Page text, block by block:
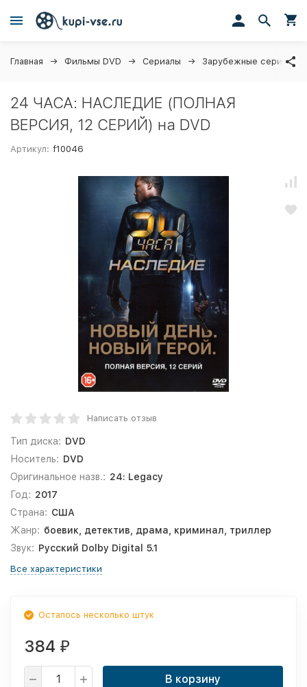
Главная Фильмы DVD Сериалы Зарубежные сериалы
24 ЧАСА: НАСЛЕДИЕ (ПОЛНАЯ
ВЕРСИЯ, 12 СЕРИЙ) на DVD
Артикул: f10046
Написать отзыв
Тип диска: DVD
Носитель: DVD
Оригинальное назв.: 24: Legacy
Год: 2017
Страна: США
Жанр: боевик, детектив, драма, криминал, триллер
Звук: Русский Dolby Digital 5.1
Все характеристики
Осталось несколько штук
384 ₽
В корзину